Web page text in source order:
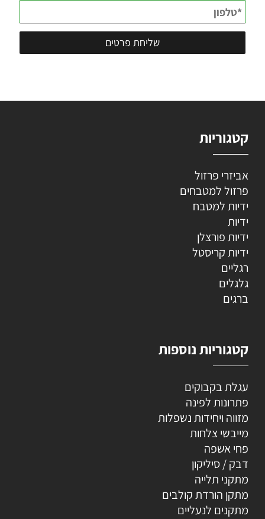
קטגוריות
אביזרי פרזול
פרזול למטבחים
ידיות למטבח
ידיות
ידיות פורצלן
ידיות קריסטל
רגליים
גלגלים
ברגים
קטגוריות נוספות
עגלת בקבוקים
פתרונות לפינה
מזווה ויחידות נשפלות
מייבשי צלחות
פחי אשפה
דבק / סיליקון
מתקני תלייה
מתקן הורדת קולבים
מתקנים לנעליים